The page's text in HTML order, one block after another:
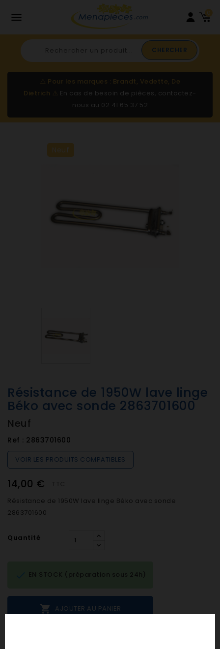
 0
CHERCHER
⚠️ Pour les marques : Brandt, Vedette, De
Dietrich ⚠️ En cas de besoin de pièces, contactez-
nous au 02 41 65 37 52
Neuf
Résistance de 1950W lave linge
Béko avec sonde 2863701600
Neuf
Ref : 2863701600
VOIR LES PRODUITS COMPATIBLES
14,00 €
Résistance de 1950W lave linge Béko avec sonde
2863701600
Quantité
 AJOUTER AU PANIER
EN STOCK (préparation sous 24h)